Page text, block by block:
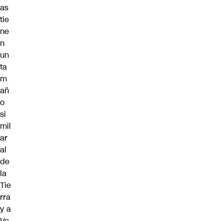
as
tie
ne
n
un
ta
m
añ
o
si
mil
ar
al
de
la
Tie
rra
y a